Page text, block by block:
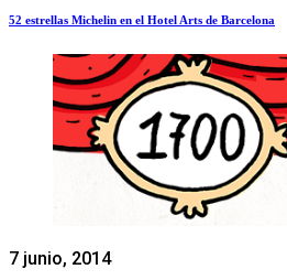
52 estrellas Michelin en el Hotel Arts de Barcelona
7 junio, 2014